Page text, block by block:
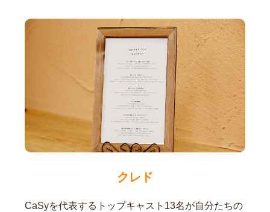
クレド
CaSyを代表するトップキャスト13名が自分たちの